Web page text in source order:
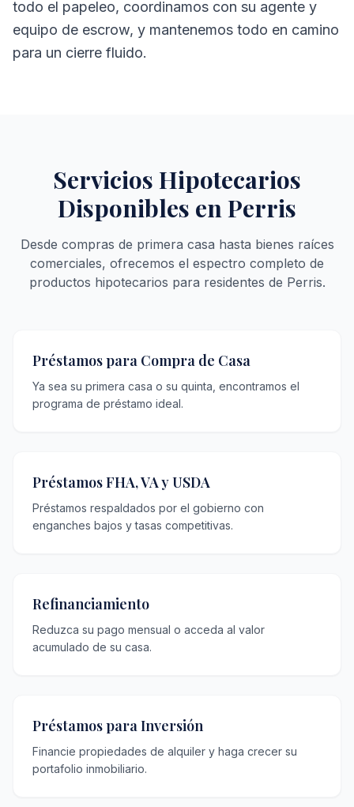
todo el papeleo, coordinamos con su agente y
equipo de escrow, y mantenemos todo en camino
para un cierre fluido.
Servicios Hipotecarios
Disponibles en Perris
Desde compras de primera casa hasta bienes raíces
comerciales, ofrecemos el espectro completo de
productos hipotecarios para residentes de Perris.
Préstamos para Compra de Casa
Ya sea su primera casa o su quinta, encontramos el
programa de préstamo ideal.
Préstamos FHA, VA y USDA
Préstamos respaldados por el gobierno con
enganches bajos y tasas competitivas.
Refinanciamiento
Reduzca su pago mensual o acceda al valor
acumulado de su casa.
Préstamos para Inversión
Financie propiedades de alquiler y haga crecer su
portafolio inmobiliario.